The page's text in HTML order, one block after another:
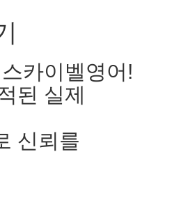
카이벨영어!
된 실제
신뢰를